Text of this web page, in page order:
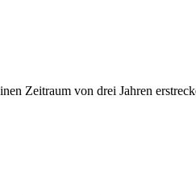
Zeitraum von drei Jahren